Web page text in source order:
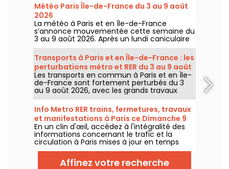
Météo Paris Île-de-France du 3 au 9 août
2026
La météo à Paris et en Île-de-France
s’annonce mouvementée cette semaine du
3 au 9 août 2026. Après un lundi caniculaire
marqué par un risque d’orages, les
températures vont progressivement baisser
avant le retour d’un temps plus chaud et
ensoleillé pour le week-end.
Transports à Paris et en Île-de-France : les
perturbations métro et RER du 3 au 9 août
2026
Les transports en commun à Paris et en Île-
de-France sont fortement perturbés du 3
au 9 août 2026, avec les grands travaux
d'été qui impactent très durement
certaines lignes, selon la RATP et SNCF.
Info Metro RER trains, fermetures, travaux
et manifestations à Paris ce Dimanche 9
août 2026
En un clin d'œil, accédez à l'intégralité des
informations concernant le trafic et la
circulation à Paris mises à jour en temps
réel. Metro RER et Transilien de la RATP,
travaux, circulation, grands évènements et
manifestations, on vous donne toutes les
Affinez votre recherche